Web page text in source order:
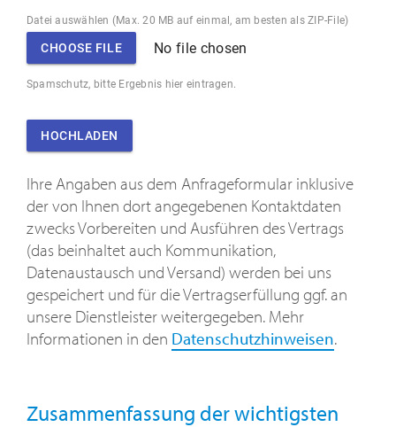
Datei auswählen (Max. 20 MB auf einmal, am besten als ZIP-File)
CHOOSE FILE No file chosen
Spamschutz, bitte Ergebnis hier eintragen.
HOCHLADEN
Ihre Angaben aus dem Anfrageformular inklusive
der von Ihnen dort angegebenen Kontaktdaten
zwecks Vorbereiten und Ausführen des Vertrags
(das beinhaltet auch Kommunikation,
Datenaustausch und Versand) werden bei uns
gespeichert und für die Vertragserfüllung ggf. an
unsere Dienstleister weitergegeben. Mehr
Informationen in den Datenschutzhinweisen.
Zusammenfassung der wichtigsten